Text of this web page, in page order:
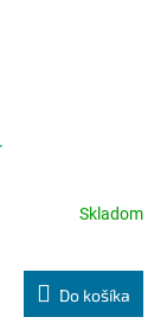
Skladom
Do košíka